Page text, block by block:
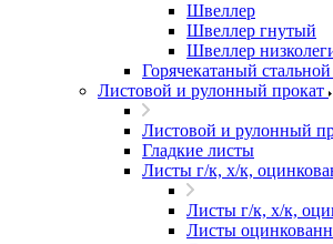
Швеллер
Швеллер гнутый
Швеллер
Горячекатаный
Листовой и рулонный прокат
Листовой и рулонный
Гладкие листы
Листы г/к, х/к,
Листы г/к, х/к,
Листы